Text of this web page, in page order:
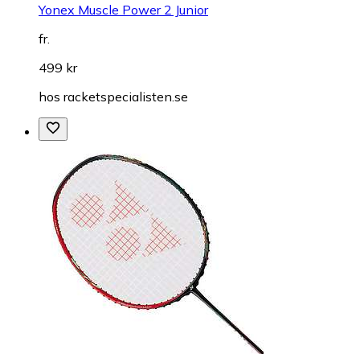
Yonex Muscle Power 2 Junior
fr.
499 kr
hos racketspecialisten.se